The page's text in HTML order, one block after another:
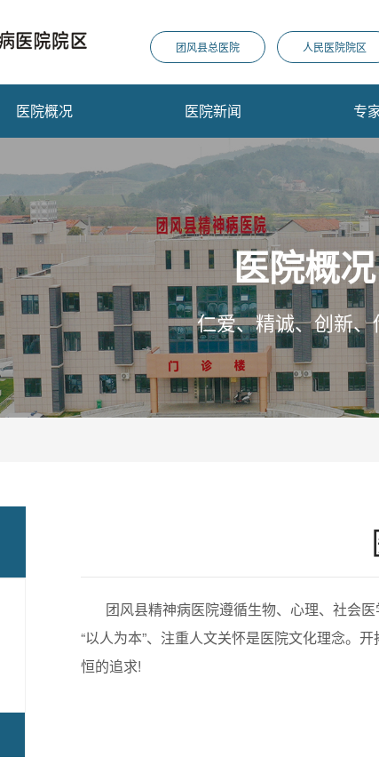
团风县总医院 人民医院院区
医院概况 医院新闻 专
医院概况
仁爱、精诚、创新、
团风县精神病医院遵循生物、心理、社会
“以人为本”、注重人文关怀是医院文化理念。
恒的追求!